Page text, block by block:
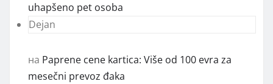
uhapšeno pet osoba
Dejan
на Paprene cene kartica: Više od 100 evra za
mesečni prevoz đaka